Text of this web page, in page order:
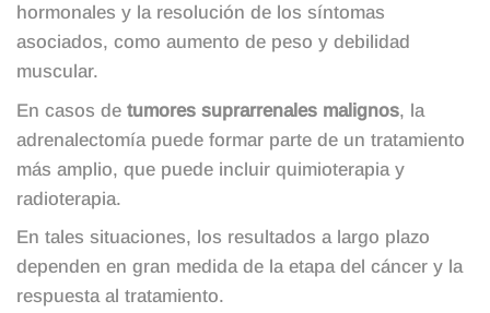
hormonales y la resolución de los síntomas
asociados, como aumento de peso y debilidad
muscular.
En casos de tumores suprarrenales malignos, la
adrenalectomía puede formar parte de un tratamiento
más amplio, que puede incluir quimioterapia y
radioterapia.
En tales situaciones, los resultados a largo plazo
dependen en gran medida de la etapa del cáncer y la
respuesta al tratamiento.